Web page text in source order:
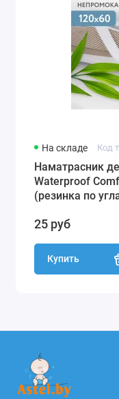
На складе Код
Наматрасник
Waterproof
(резинка по
25 руб
Купить